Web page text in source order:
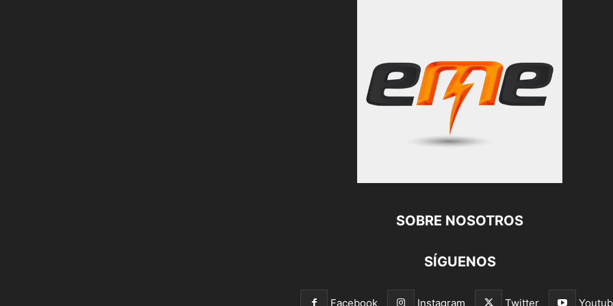
SOBRE NOSOTROS
SÍGUENOS
Facebook Instagram Twitter